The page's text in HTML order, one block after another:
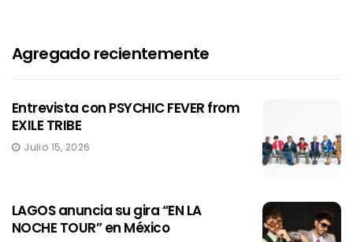
Agregado recientemente
Entrevista con PSYCHIC FEVER from
EXILE TRIBE
Julio 15, 2026
LAGOS anuncia su gira “EN LA
NOCHE TOUR” en México